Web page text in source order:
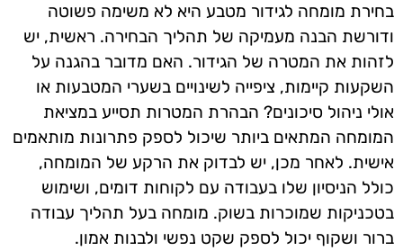
בחירת מומחה לגידור מטבע היא לא משימה פשוטה
ודורשת הבנה מעמיקה של תהליך הבחירה. ראשית, יש
לזהות את המטרה של הגידור. האם מדובר בהגנה על
השקעות קיימות, ציפייה לשינויים בשערי המטבעות או
אולי ניהול סיכונים? הבהרת המטרות תסייע במציאת
המומחה המתאים ביותר שיכול לספק פתרונות מותאמים
אישית. לאחר מכן, יש לבדוק את הרקע של המומחה,
כולל הניסיון שלו בעבודה עם לקוחות דומים, ושימוש
בטכניקות שמוכרות בשוק. מומחה בעל תהליך עבודה
ברור ושקוף יכול לספק שקט נפשי ולבנות אמון.